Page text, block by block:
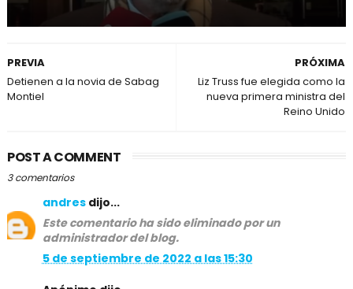
PRÓXIMA
Liz Truss fue elegida como la
nueva primera ministra del
Reino Unido
PREVIA
Detienen a la novia de Sabag
Montiel
POST A COMMENT
3 comentarios
andresdijo...
Este comentario ha sido eliminado por un
administrador del blog.
5 de septiembre de 2022 a las 15:30